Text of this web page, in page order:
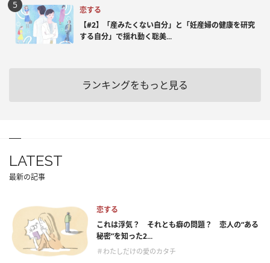
恋する
【#2】「産みたくない自分」と「妊産婦の健康を研究
する自分」で揺れ動く聡美...
ランキングをもっと見る
LATEST
最新の記事
恋する
これは浮気？ それとも癖の問題？ 恋人の“ある
秘密”を知った2...
＃わたしだけの愛のカタチ